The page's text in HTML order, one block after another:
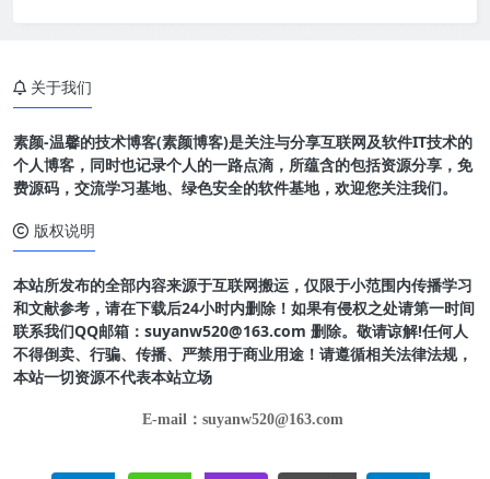
关于我们
素颜-温馨的技术博客(素颜博客)是关注与分享互联网及软件IT技术的
个人博客，同时也记录个人的一路点滴，所蕴含的包括资源分享，免
费源码，交流学习基地、绿色安全的软件基地，欢迎您关注我们。
版权说明
本站所发布的全部内容来源于互联网搬运，仅限于小范围内传播学习
和文献参考，请在下载后24小时内删除！如果有侵权之处请第一时间
联系我们QQ邮箱：suyanw520@163.com 删除。敬请谅解!任何人
不得倒卖、行骗、传播、严禁用于商业用途！请遵循相关法律法规，
本站一切资源不代表本站立场
E-mail：suyanw520@163.com